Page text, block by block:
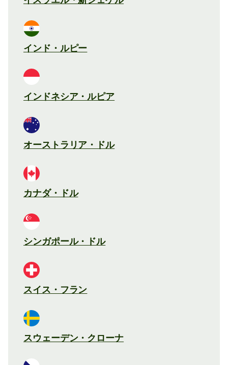
インド・ルピー
インドネシア・ルピア
オーストラリア・ドル
カナダ・ドル
シンガポール・ドル
スイス・フラン
スウェーデン・クローナ